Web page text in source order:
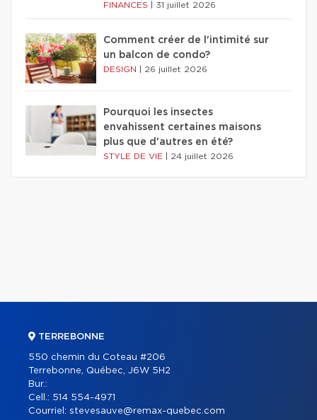
FINANCES 31 juillet 2026
Comment créer de l'intimité sur
un balcon de condo?
DESIGN 26 juillet 2026
Pourquoi les insectes
envahissent certaines maisons
plus que d'autres en été?
STYLE DE VIE 24 juillet 2026
TERREBONNE
550 chemin du Coteau #206
Terrebonne, Québec, J6W 5H2
Bur.:
Cell.: 514 554-4971
Courriel: stevesauve@remax-quebec.com